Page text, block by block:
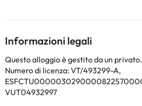
terrace and sea views features 4
leads guests into the villa, where they can
chocolates or cookies. The property has
The villa has a picnic area where you can
open. Popular points of interest near the villa include Cala
Baladrar Beach, Cala Advocat Beach
Beach. Alicante–Elche Miguel Hernández
La struttura non è disponibile per feste di
Informazioni legali
Questo alloggio è gestito da un privato.
Numero di licenza: VT/493299-A,
VUT04932997